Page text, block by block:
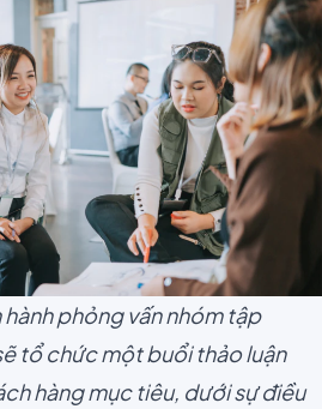
phỏng vấn nhóm tập
tổ chức một buổi thảo luận
hàng mục tiêu, dưới sự điều